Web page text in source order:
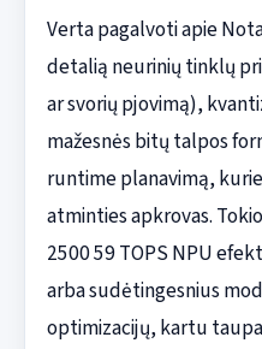
Verta pagalvoti apie
detalią neurinių tinklų
ar svorių pjovimą),
mažesnės bitų talpos
runtime planavimą,
atminties apkrovas.
2500 59 TOPS NPU
arba sudėtingesnius
optimizacijų, kartu